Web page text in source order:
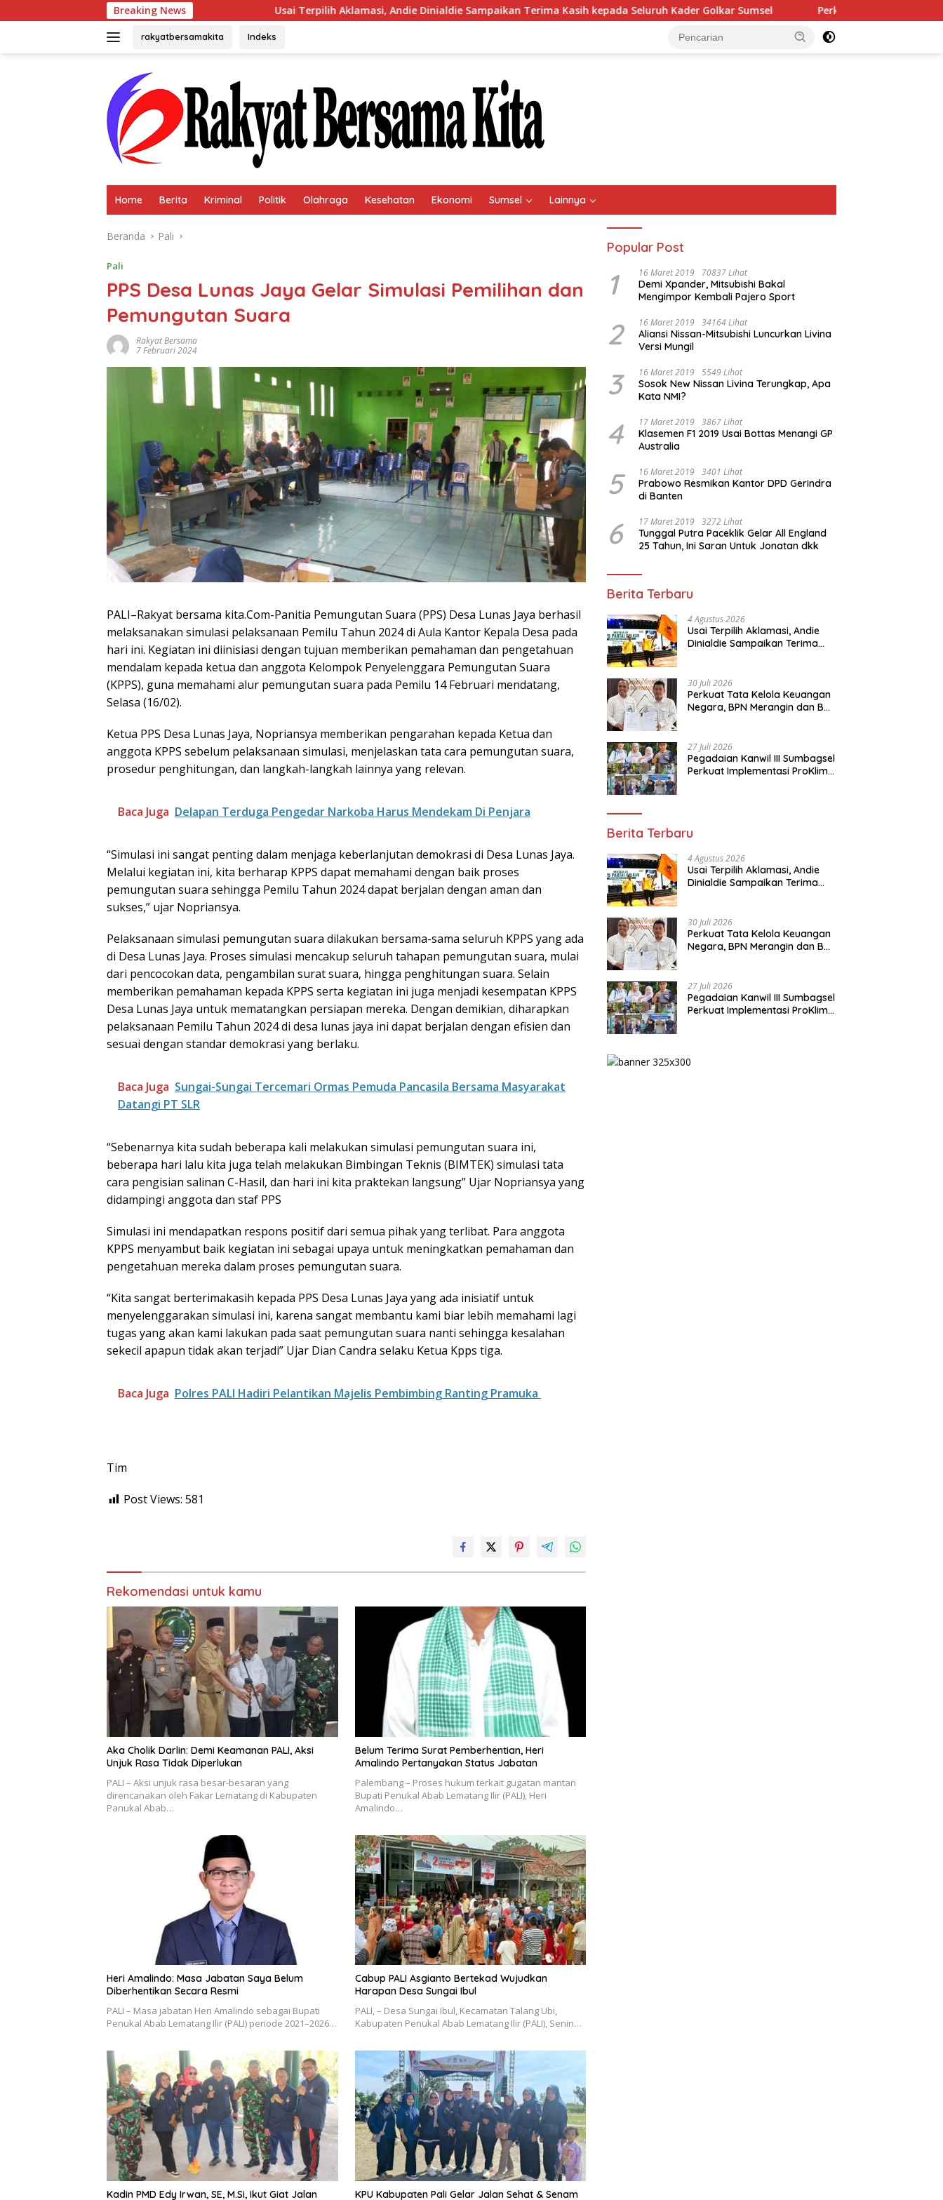
ke
Breaking NewsUsai Terpilih Aklamasi, Andie Dinialdie Sampaikan Terima Kasih kepada Seluruh Kader Golkar Sumsel Perkuat Tata Kelola Keuangan Negara,
rakyatbersamakita Indeks
Home Berita Kriminal Politik Olahraga Kesehatan Ekonomi Sumsel Lainnya
Beranda Pali
Pali
PPS Desa Lunas Jaya Gelar Simulasi Pemilihan dan
Pemungutan Suara
Rakyat Bersama
7 Februari 2024
PALI–Rakyat bersama kita.Com-Panitia Pemungutan Suara (PPS) Desa Lunas Jaya berhasil
melaksanakan simulasi pelaksanaan Pemilu Tahun 2024 di Aula Kantor Kepala Desa pada
hari ini. Kegiatan ini diinisiasi dengan tujuan memberikan pemahaman dan pengetahuan
mendalam kepada ketua dan anggota Kelompok Penyelenggara Pemungutan Suara
(KPPS), guna memahami alur pemungutan suara pada Pemilu 14 Februari mendatang,
Selasa (16/02).
Ketua PPS Desa Lunas Jaya, Nopriansya memberikan pengarahan kepada Ketua dan
anggota KPPS sebelum pelaksanaan simulasi, menjelaskan tata cara pemungutan suara,
prosedur penghitungan, dan langkah-langkah lainnya yang relevan.
Baca Juga Delapan Terduga Pengedar Narkoba Harus Mendekam Di Penjara
“Simulasi ini sangat penting dalam menjaga keberlanjutan demokrasi di Desa Lunas Jaya.
Melalui kegiatan ini, kita berharap KPPS dapat memahami dengan baik proses
pemungutan suara sehingga Pemilu Tahun 2024 dapat berjalan dengan aman dan
sukses,” ujar Nopriansya.
Pelaksanaan simulasi pemungutan suara dilakukan bersama-sama seluruh KPPS yang ada
di Desa Lunas Jaya. Proses simulasi mencakup seluruh tahapan pemungutan suara, mulai
dari pencocokan data, pengambilan surat suara, hingga penghitungan suara. Selain
memberikan pemahaman kepada KPPS serta kegiatan ini juga menjadi kesempatan KPPS
Desa Lunas Jaya untuk mematangkan persiapan mereka. Dengan demikian, diharapkan
pelaksanaan Pemilu Tahun 2024 di desa lunas jaya ini dapat berjalan dengan efisien dan
sesuai dengan standar demokrasi yang berlaku.
Baca Juga Sungai-Sungai Tercemari Ormas Pemuda Pancasila Bersama Masyarakat
Datangi PT SLR
“Sebenarnya kita sudah beberapa kali melakukan simulasi pemungutan suara ini,
beberapa hari lalu kita juga telah melakukan Bimbingan Teknis (BIMTEK) simulasi tata
cara pengisian salinan C-Hasil, dan hari ini kita praktekan langsung” Ujar Nopriansya yang
didampingi anggota dan staf PPS
Simulasi ini mendapatkan respons positif dari semua pihak yang terlibat. Para anggota
KPPS menyambut baik kegiatan ini sebagai upaya untuk meningkatkan pemahaman dan
pengetahuan mereka dalam proses pemungutan suara.
“Kita sangat berterimakasih kepada PPS Desa Lunas Jaya yang ada inisiatif untuk
menyelenggarakan simulasi ini, karena sangat membantu kami biar lebih memahami lagi
tugas yang akan kami lakukan pada saat pemungutan suara nanti sehingga kesalahan
sekecil apapun tidak akan terjadi” Ujar Dian Candra selaku Ketua Kpps tiga.
Baca Juga Polres PALI Hadiri Pelantikan Majelis Pembimbing Ranting Pramuka
Tim
Post Views: 581
Rekomendasi untuk kamu
Aka Cholik Darlin: Demi Keamanan PALI, Aksi
Unjuk Rasa Tidak Diperlukan
PALI – Aksi unjuk rasa besar-besaran yang
direncanakan oleh Fakar Lematang di Kabupaten
Panukal Abab…
Belum Terima Surat Pemberhentian, Heri
Amalindo Pertanyakan Status Jabatan
Palembang – Proses hukum terkait gugatan mantan
Bupati Penukal Abab Lematang Ilir (PALI), Heri
Amalindo…
Heri Amalindo: Masa Jabatan Saya Belum
Diberhentikan Secara Resmi
PALI – Masa jabatan Heri Amalindo sebagai Bupati
Penukal Abab Lematang Ilir (PALI) periode 2021–2026…
Cabup PALI Asgianto Bertekad Wujudkan
Harapan Desa Sungai Ibul
PALI, – Desa Sungai Ibul, Kecamatan Talang Ubi,
Kabupaten Penukal Abab Lematang Ilir (PALI), Senin…
Kadin PMD Edy Irwan, SE, M.Si, Ikut Giat Jalan KPU Kabupaten Pali Gelar Jalan Sehat & Senam
Popular Post
1 16 Maret 2019 70837 Lihat
Demi Xpander, Mitsubishi Bakal
Mengimpor Kembali Pajero Sport
2 16 Maret 2019 34164 Lihat
Aliansi Nissan-Mitsubishi Luncurkan Livina
Versi Mungil
3 16 Maret 2019 5549 Lihat
Sosok New Nissan Livina Terungkap, Apa
Kata NMI?
4 17 Maret 2019 3867 Lihat
Klasemen F1 2019 Usai Bottas Menangi GP
Australia
5 16 Maret 2019 3401 Lihat
Prabowo Resmikan Kantor DPD Gerindra
di Banten
6 17 Maret 2019 3272 Lihat
Tunggal Putra Paceklik Gelar All England
25 Tahun, Ini Saran Untuk Jonatan dkk
Berita Terbaru
4 Agustus 2026
Usai Terpilih Aklamasi, Andie
Dinialdie Sampaikan Terima
30 Juli 2026
Perkuat Tata Kelola Keuangan
Negara, BPN Merangin dan BRI
27 Juli 2026
Pegadaian Kanwil III Sumbagsel
Perkuat Implementasi ProKlim
Berita Terbaru
4 Agustus 2026
Usai Terpilih Aklamasi, Andie
Dinialdie Sampaikan Terima
30 Juli 2026
Perkuat Tata Kelola Keuangan
Negara, BPN Merangin dan BRI
27 Juli 2026
Pegadaian Kanwil III Sumbagsel
Perkuat Implementasi ProKlim